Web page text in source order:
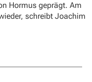
Hormus geprägt. Am
schreibt Joachim